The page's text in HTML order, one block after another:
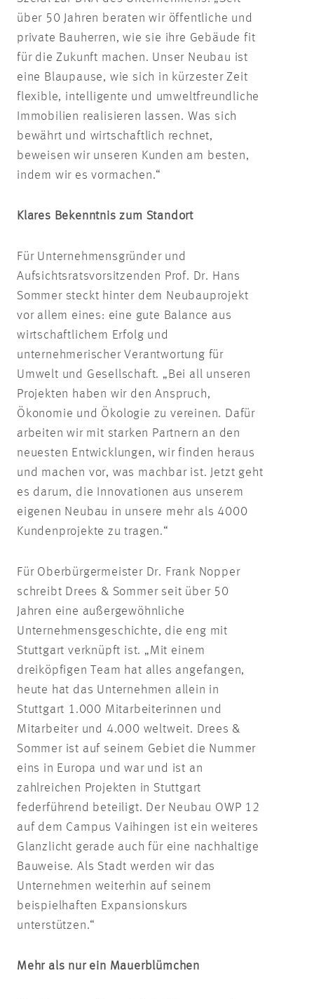
über 50 Jahren beraten wir öffentliche und
private Bauherren, wie sie ihre Gebäude fit
für die Zukunft machen. Unser Neubau ist
eine Blaupause, wie sich in kürzester Zeit
flexible, intelligente und umweltfreundliche
Immobilien realisieren lassen. Was sich
bewährt und wirtschaftlich rechnet,
beweisen wir unseren Kunden am besten,
indem wir es vormachen.“
Klares Bekenntnis zum Standort
Für Unternehmensgründer und
Aufsichtsratsvorsitzenden Prof. Dr. Hans
Sommer steckt hinter dem Neubauprojekt
vor allem eines: eine gute Balance aus
wirtschaftlichem Erfolg und
unternehmerischer Verantwortung für
Umwelt und Gesellschaft. „Bei all unseren
Projekten haben wir den Anspruch,
Ökonomie und Ökologie zu vereinen. Dafür
arbeiten wir mit starken Partnern an den
neuesten Entwicklungen, wir finden heraus
und machen vor, was machbar ist. Jetzt geht
es darum, die Innovationen aus unserem
eigenen Neubau in unsere mehr als 4000
Kundenprojekte zu tragen.“
Für Oberbürgermeister Dr. Frank Nopper
schreibt Drees & Sommer seit über 50
Jahren eine außergewöhnliche
Unternehmensgeschichte, die eng mit
Stuttgart verknüpft ist. „Mit einem
dreiköpfigen Team hat alles angefangen,
heute hat das Unternehmen allein in
Stuttgart 1.000 Mitarbeiterinnen und
Mitarbeiter und 4.000 weltweit. Drees &
Sommer ist auf seinem Gebiet die Nummer
eins in Europa und war und ist an
zahlreichen Projekten in Stuttgart
federführend beteiligt. Der Neubau OWP 12
auf dem Campus Vaihingen ist ein weiteres
Glanzlicht gerade auch für eine nachhaltige
Bauweise. Als Stadt werden wir das
Unternehmen weiterhin auf seinem
beispielhaften Expansionskurs
unterstützen.“
Mehr als nur ein Mauerblümchen